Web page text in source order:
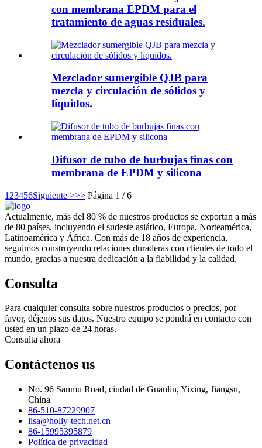
con membrana EPDM para el
tratamiento de aguas residuales.
Mezclador sumergible QJB para
mezcla y circulación de sólidos y
líquidos.
Difusor de tubo de burbujas finas con
membrana de EPDM y silicona
1 23456Siguiente >>> Página 1 / 6
Actualmente, más del 80 % de nuestros productos se exportan a más
de 80 países, incluyendo el sudeste asiático, Europa, Norteamérica,
Latinoamérica y África. Con más de 18 años de experiencia,
seguimos construyendo relaciones duraderas con clientes de todo el
mundo, gracias a nuestra dedicación a la fiabilidad y la calidad.
Consulta
Para cualquier consulta sobre nuestros productos o precios, por
favor, déjenos sus datos. Nuestro equipo se pondrá en contacto con
usted en un plazo de 24 horas.
Consulta ahora
Contáctenos us
No. 96 Sanmu Road, ciudad de Guanlin, Yixing, Jiangsu,
China
86-510-87229907
lisa@holly-tech.net.cn
86-15995395879
Política de privacidad